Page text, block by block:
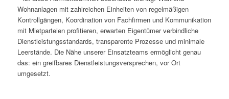
Wohnanlagen mit zahlreichen Einheiten von regelmäßigen
Kontrollgängen, Koordination von Fachfirmen und Kommunikation
mit Mietparteien profitieren, erwarten Eigentümer verbindliche
Dienstleistungsstandards, transparente Prozesse und minimale
Leerstände. Die Nähe unserer Einsatzteams ermöglicht genau
das: ein greifbares Dienstleistungsversprechen, vor Ort
umgesetzt.